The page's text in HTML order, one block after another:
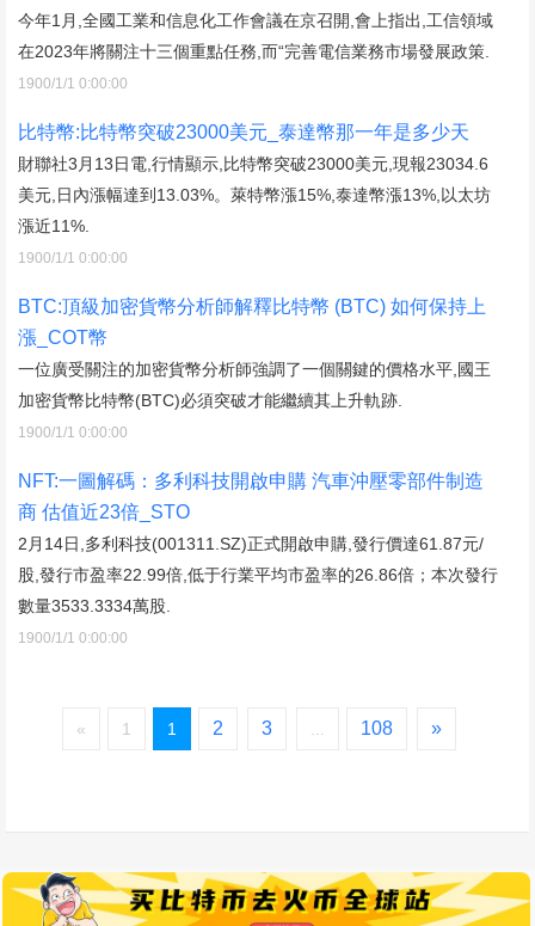
今年1月,全國工業和信息化工作會議在京召開,會上指出,工信領域
在2023年將關注十三個重點任務,而“完善電信業務市場發展政策.
1900/1/1 0:00:00
比特幣:比特幣突破23000美元_泰達幣那一年是多少天
財聯社3月13日電,行情顯示,比特幣突破23000美元,現報23034.6
美元,日內漲幅達到13.03%。萊特幣漲15%,泰達幣漲13%,以太坊
漲近11%.
1900/1/1 0:00:00
BTC:頂級加密貨幣分析師解釋比特幣 (BTC) 如何保持上
漲_COT幣
一位廣受關注的加密貨幣分析師強調了一個關鍵的價格水平,國王
加密貨幣比特幣(BTC)必須突破才能繼續其上升軌跡.
1900/1/1 0:00:00
NFT:一圖解碼：多利科技開啟申購 汽車沖壓零部件制造
商 估值近23倍_STO
2月14日,多利科技(001311.SZ)正式開啟申購,發行價達61.87元/
股,發行市盈率22.99倍,低于行業平均市盈率的26.86倍；本次發行
數量3533.3334萬股.
1900/1/1 0:00:00
« 1 1 2 3 108 »